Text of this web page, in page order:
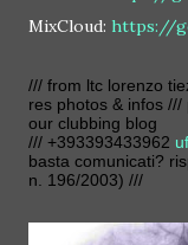
MixCloud: https://
/// from ltc lorenzo
res photos & infos ///
our clubbing blog
/// +393393433962
basta comunicati?
n. 196/2003) ///